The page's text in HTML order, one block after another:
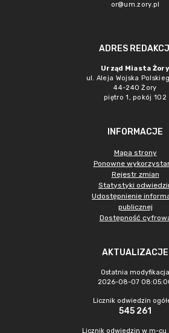
or@um.zory.pl
ADRES REDAKCJI
Urząd Miasta Żory
ul. Aleja Wojska
44-240 Żory
piętro 1, pokój 102
INFORMACJE
Mapa strony
Ponowne
Rejestr zmian
Statystyki
Udostępnienie
publicznej
Dostępność
AKTUALIZACJE
Ostatnia modyfikacja
2026-08-07
Licznik odwiedzin
545 261
Licznik odwiedzin w m-cu